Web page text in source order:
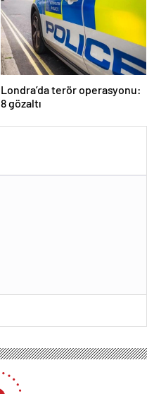
Londra’da terör operasyonu:
8 gözaltı